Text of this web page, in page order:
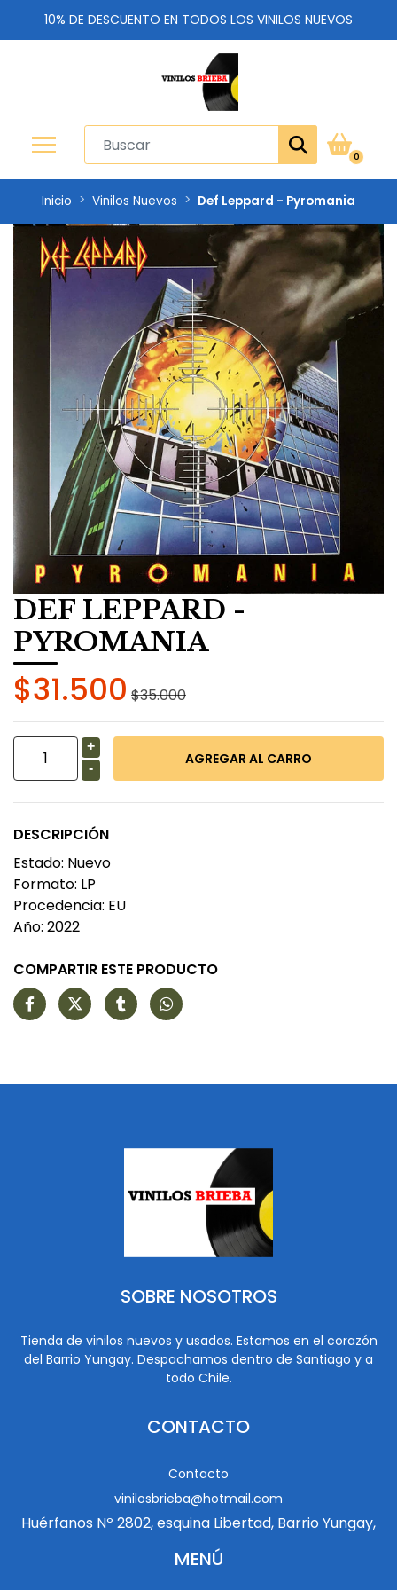
10% DE DESCUENTO EN TODOS LOS VINILOS NUEVOS
0
Inicio Vinilos Nuevos Def Leppard - Pyromania
DEF LEPPARD -
PYROMANIA
$31.500 $35.000
+
-
DESCRIPCIÓN
Estado: Nuevo
Formato: LP
Procedencia: EU
Año: 2022
COMPARTIR ESTE PRODUCTO
SOBRE NOSOTROS
Tienda de vinilos nuevos y usados. Estamos en el corazón
del Barrio Yungay. Despachamos dentro de Santiago y a
todo Chile.
CONTACTO
Contacto
vinilosbrieba@hotmail.com
Huérfanos Nº 2802, esquina Libertad, Barrio Yungay,
MENÚ